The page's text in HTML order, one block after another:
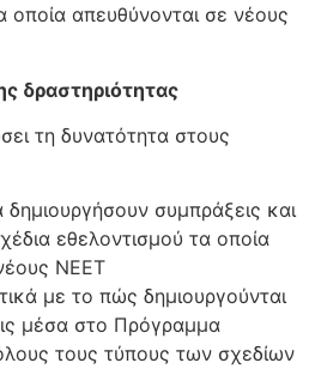
οποία απευθύνονται σε νέους
δραστηριότητας
τη δυνατότητα στους
δημιουργήσουν συμπράξεις και
εθελοντισμού τα οποία
ΝΕΕΤ
με το πώς δημιουργούνται
μέσα στο Πρόγραμμα
τους τύπους των σχεδίων